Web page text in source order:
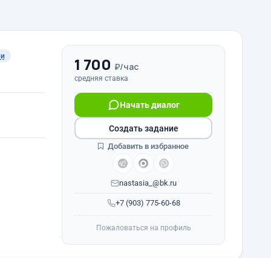
1 700 ₽/час
средняя ставка
+7 (903) 775-60-68
Начать диалог
nastasia_@bk.ru
Создать задание
Добавить в избранное
Пожаловаться на профиль